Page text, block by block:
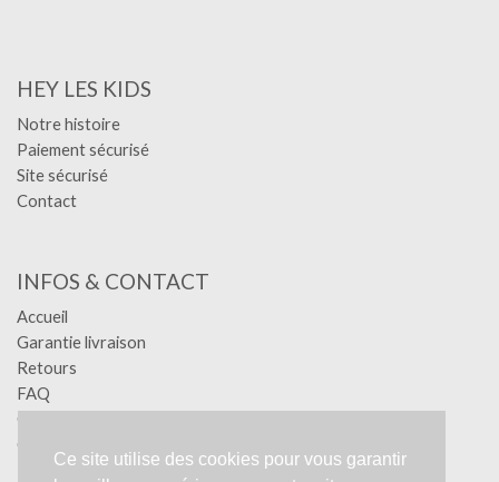
HEY LES KIDS
Notre histoire
Paiement sécurisé
Site sécurisé
Contact
INFOS & CONTACT
Accueil
Garantie livraison
Retours
FAQ
Confidentialité
Conditions générales
Mentions légales
Ce site utilise des cookies pour vous garantir